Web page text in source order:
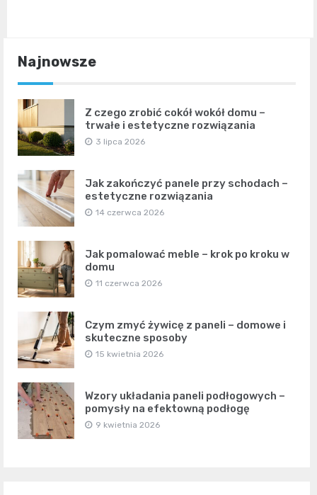
Najnowsze
Z czego zrobić cokół wokół domu –
trwałe i estetyczne rozwiązania
3 lipca 2026
Jak zakończyć panele przy schodach –
estetyczne rozwiązania
14 czerwca 2026
Jak pomalować meble – krok po kroku w
domu
11 czerwca 2026
Czym zmyć żywicę z paneli – domowe i
skuteczne sposoby
15 kwietnia 2026
Wzory układania paneli podłogowych –
pomysły na efektowną podłogę
9 kwietnia 2026